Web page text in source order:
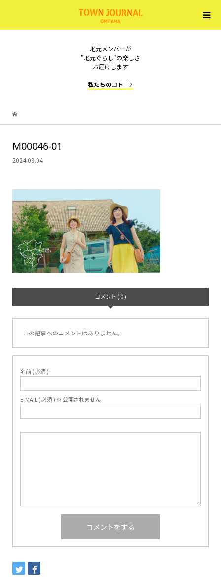
地元メンバーが
"地元ぐらし"の楽しさ
お届けします
私たちのコト
M00046-01
2024.09.04
コメント ( 0 )
この記事へのコメントはありません。
名前 ( 必須 )
E-MAIL ( 必須 ) ※ 公開されません